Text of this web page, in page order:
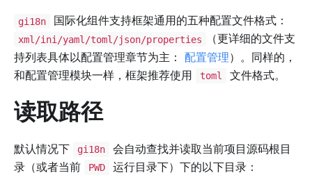
gi18n 国际化组件支持框架通用的五种配置文件格式：
xml/ini/yaml/toml/json/properties
（更详细的文件支
持列表具体以配置管理章节为主： 配置管理）。同样的，
和配置管理模块一样，框架推荐使用
toml 文件格式。
读取路径
默认情况下 gi18n
会自动查找并读取当前项目源码根目
录（或者当前
PWD 运行目录下）下的以下目录：